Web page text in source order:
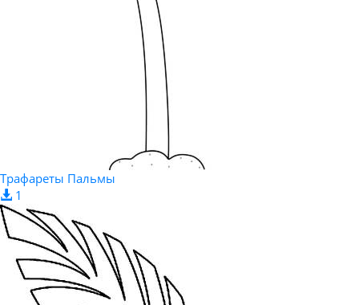
Трафареты Пальмы
1